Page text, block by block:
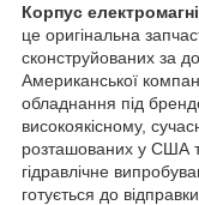
Корпус
це оригінальна
сконструйованих за
Американської
обладнання під
високоякісному,
розташованих у США
гідравлічне
готується до